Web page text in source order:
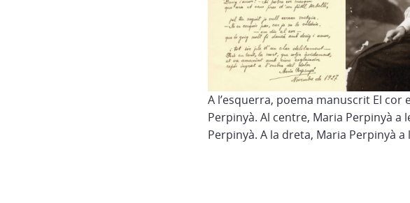
A l’esquerra, poema manuscrit El cor
Perpinyà. Al centre, Maria Perpinyà a
Perpinyà. A la dreta, Maria Perpinyà a